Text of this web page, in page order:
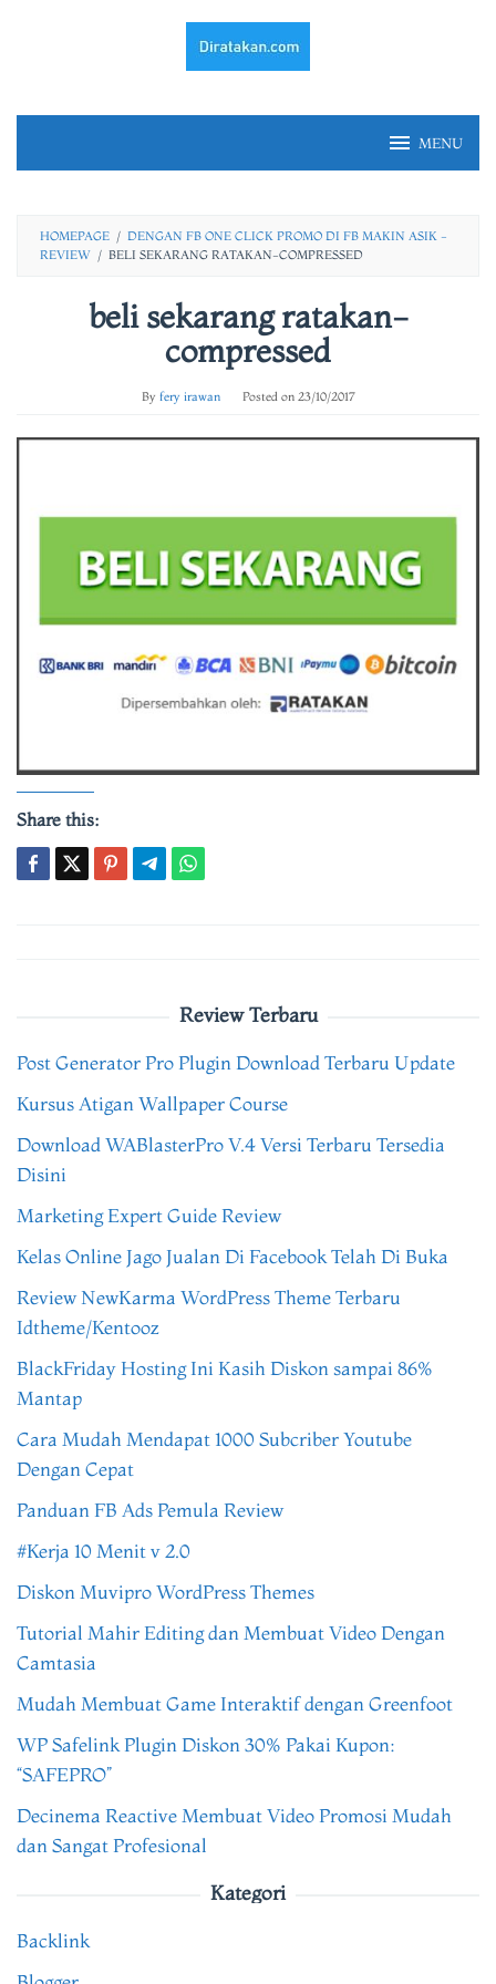
MENU
HOMEPAGE / DENGAN FB ONE CLICK PROMO DI FB MAKIN ASIK -
REVIEW / BELI SEKARANG RATAKAN-COMPRESSED
beli sekarang ratakan-
compressed
By fery irawan Posted on 23/10/2017
Share this:
Review Terbaru
Post Generator Pro Plugin Download Terbaru Update
Kursus Atigan Wallpaper Course
Download WABlasterPro V.4 Versi Terbaru Tersedia
Disini
Marketing Expert Guide Review
Kelas Online Jago Jualan Di Facebook Telah Di Buka
Review NewKarma WordPress Theme Terbaru
Idtheme/Kentooz
BlackFriday Hosting Ini Kasih Diskon sampai 86%
Mantap
Cara Mudah Mendapat 1000 Subcriber Youtube
Dengan Cepat
Panduan FB Ads Pemula Review
#Kerja 10 Menit v 2.0
Diskon Muvipro WordPress Themes
Tutorial Mahir Editing dan Membuat Video Dengan
Camtasia
Mudah Membuat Game Interaktif dengan Greenfoot
WP Safelink Plugin Diskon 30% Pakai Kupon:
“SAFEPRO”
Decinema Reactive Membuat Video Promosi Mudah
dan Sangat Profesional
Kategori
Backlink